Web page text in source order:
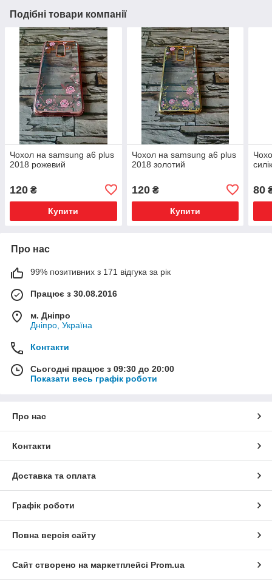
Подібні товари компанії
Чохол на samsung a6 plus
2018 рожевий
120 ₴
Купити
Чохол на samsung a6 plus
2018 золотий
120₴
Купити
80
Про нас
99% позитивних з 171 відгука за рік
Працює з 30.08.2016
м. Дніпро
Дніпро, Україна
Контакти
Сьогодні працює з 09:30 до 20:00
Показати весь графік роботи
Про нас
Контакти
Доставка та оплата
Графік роботи
Повна версія сайту
Сайт створено на маркетплейсі Prom.ua